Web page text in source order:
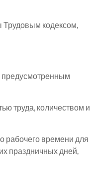
Трудовым кодексом,
предусмотренным
труда, количеством и
рабочего времени для
праздничных дней,